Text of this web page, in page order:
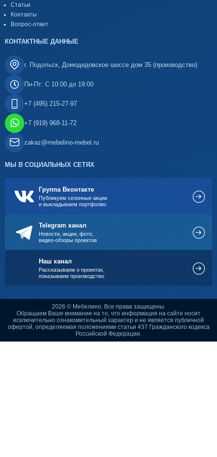
Статьи
Контакты
Вопрос-ответ
КОНТАКТНЫЕ ДАННЫЕ
г. Подольск, Домодедовское шоссе дом 35 (производство)
Пн-Пт: С 10:00 до 19:00
+7 (495) 215-27-97
+7 (919) 968-11-72
zakaz@mebelino-mebel.ru
МЫ В СОЦИАЛЬНЫХ СЕТЯХ
Группа Вконтакте
Публикуем сезонные акции
и выкладываем портфолио
Telegram канал
Новости, акции, фото,
видео-обзоры проектов
Наш канал
Рассказываем о проектах,
показываем производство
2026 © Мебелино. Все права защищены.
Обращаем Ваше внимание на то, что информация на сайте носит
исключительно ознакомительный характер и не является публичной
офертой, определяемая положениями статьи 437 Гражданского кодекса
Российской Федерации.